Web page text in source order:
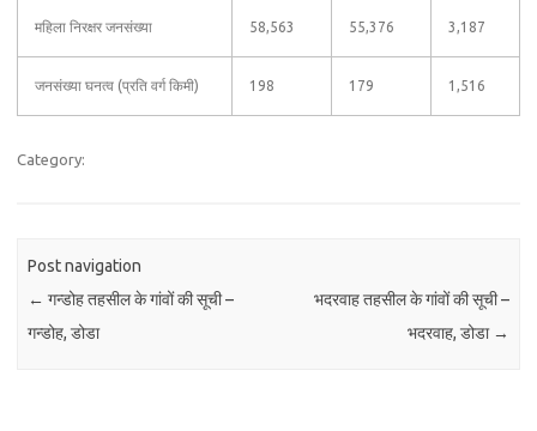
महिला निरक्षर जनसंख्या 58,563 55,376 3,187
जनसंख्या घनत्व (प्रति वर्ग किमी) 198 179 1,516
Category:
Post navigation
← गन्डोह तहसील के गांवों की सूची –
गन्डोह, डोडा
भदरवाह तहसील के गांवों की सूची –
भदरवाह, डोडा →